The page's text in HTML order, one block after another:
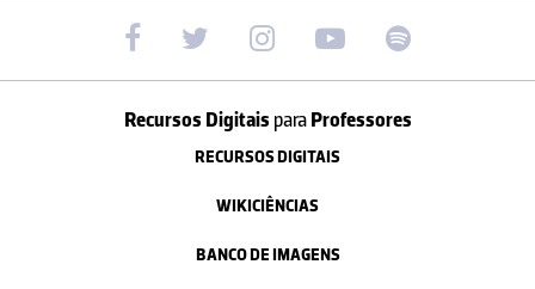
Recursos Digitais paraProfessores
RECURSOS DIGITAIS
WIKICIÊNCIAS
BANCO DE IMAGENS